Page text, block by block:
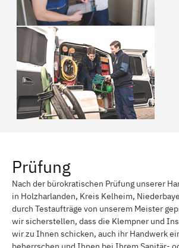
Prüfung
Nach der bürokratischen Prüfung unserer
in Holzharlanden, Kreis Kelheim,
durch Testaufträge von unserem Meister
wir sicherstellen, dass die Klempner und
wir zu Ihnen schicken, auch ihr Handwerk